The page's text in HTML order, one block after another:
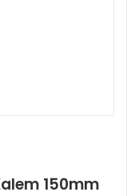
150mm